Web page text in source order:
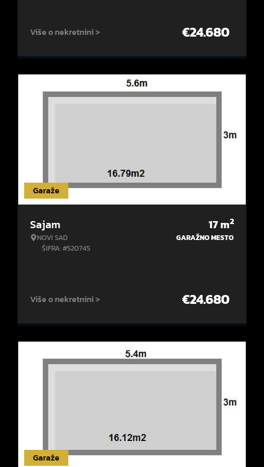
Više o nekretnini > €24.680
Garaže
Sajam
NOVI SAD
ŠIFRA: #520745
17m2
GARAŽNO MESTO
Više o nekretnini > €24.680
Garaže